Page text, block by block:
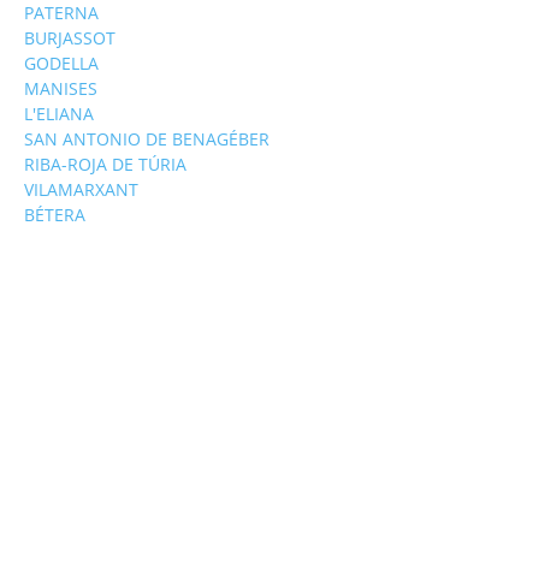
PATERNA
BURJASSOT
GODELLA
MANISES
L'ELIANA
SAN ANTONIO DE BENAGÉBER
RIBA-ROJA DE TÚRIA
VILAMARXANT
BÉTERA